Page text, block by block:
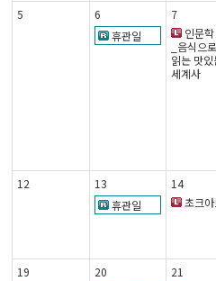
5
6
휴관일
7
인문
_음식으로
읽는 맛있
세계사
12
13
휴관일
14
초크아
19
20
21